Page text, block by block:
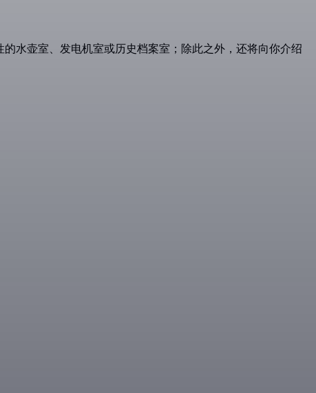
水壶室、发电机室或历史档案室；除此之外，还将向你介绍